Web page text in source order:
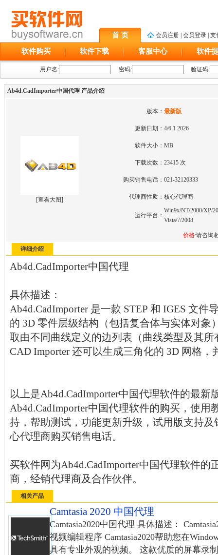
首 页 会员注册 会员登录 支
软件购买 软件下载 客服中心 软件
用户名: 密码: 验证码:
Ab4d.CadImporter中国代理 产品介绍
[查看大图]
版本：最新版
更新日期：4/6 1 2026
软件大小：MB
下载次数：23415 次
购买销售电话：021-32120333
代理商性质：核心代理商
运行平台：
Win9x/NT/2000/XP/
Vista/7/2008
价格:请咨
详细介绍
Ab4d.CadImporter中国代理
具体描述：
Ab4d.CadImporter 是一款 STEP 和 IGES 文
的 3D 零件层级结构（包括复合体与实体对象
取由不同曲线定义的边列表（曲线类型及其
CAD Importer 还可以生成三角化的 3D 网格
以上是Ab4d.CadImporter中国代理软件的最新
Ab4d.CadImporter中国代理软件的购买，使
持，帮助测试，功能更新升级，试用版支持
心代理商购买销售电话。
买软件网为Ab4d.CadImporter中国代理软件的
商，经销代理商及合作伙伴。
相关产品
Camtasia 2020 中国代理
Camtasia2020中国代理 具体描述：
视频编辑程序 Camtasia2020帮助您在
具有专业外观的视频。 这款优质的屏幕录